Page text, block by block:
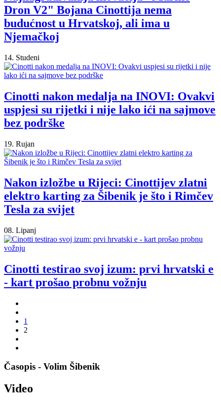
Dron V2" Bojana Cinottija nema
budućnost u Hrvatskoj, ali ima u
Njemačkoj
14. Studeni
Cinotti nakon medalja na INOVI: Ovakvi
uspjesi su rijetki i nije lako ići na sajmove
bez podrške
19. Rujan
Nakon izložbe u Rijeci: Cinottijev zlatni
elektro karting za Šibenik je što i Rimčev
Tesla za svijet
08. Lipanj
Cinotti testirao svoj izum: prvi hrvatski e
- kart prošao probnu vožnju
1
2
Časopis - Volim Šibenik
Video